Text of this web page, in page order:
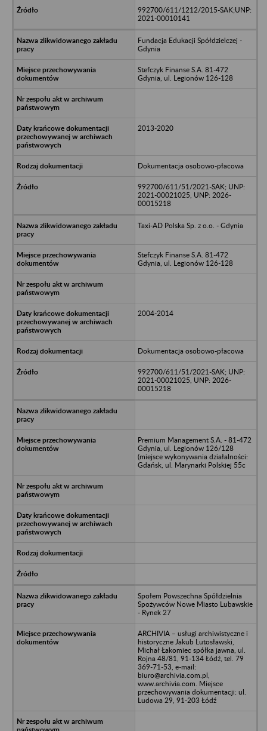
992700/611/1212/2015-SAK;UNP:
2021-00010141
Fundacja Edukacji Spółdzielczej -
Gdynia
Stefczyk Finanse S.A. 81-472
Gdynia, ul. Legionów 126-128
2013-2020
Dokumentacja osobowo-płacowa
992700/611/51/2021-SAK; UNP:
2021-00021025, UNP: 2026-
00015218
Taxi-AD Polska Sp. z o.o. - Gdynia
Stefczyk Finanse S.A. 81-472
Gdynia, ul. Legionów 126-128
2004-2014
Dokumentacja osobowo-płacowa
992700/611/51/2021-SAK; UNP:
2021-00021025, UNP: 2026-
00015218
Premium Management S.A. - 81-472
Gdynia, ul. Legionów 126/128
(miejsce wykonywania działalności:
Gdańsk, ul. Marynarki Polskiej 55c
Społem Powszechna Spółdzielnia
Spożywców Nowe Miasto Lubawskie
- Rynek 27
ARCHIVIA – usługi archiwistyczne i
historyczne Jakub Lutosławski,
Michał Łakomiec spółka jawna, ul.
Rojna 48/81, 91-134 Łódź, tel. 79
369-71-53, e-mail:
biuro@archivia.com.pl,
www.archivia.com. Miejsce
przechowywania dokumentacji: ul.
Ludowa 29, 91-203 Łódź